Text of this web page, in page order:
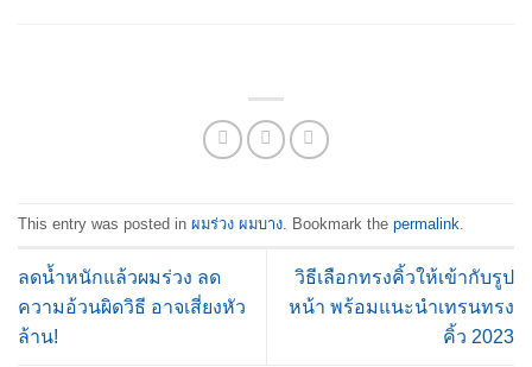
This entry was posted in ผมร่วง ผมบาง . Bookmark the permalink
ลดน้ำหนักแล้วผมร่วง ลด
ความอ้วนผิดวิธี อาจเสี่ยงหัว
ล้าน!
วิธีเลือกทรงคิ้วให้เข้ากับรูป
หน้า พร้อมแนะนำเทรนทรง
คิ้ว 2023